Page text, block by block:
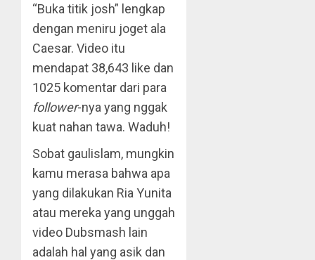
“Buka titik josh” lengkap
dengan meniru joget ala
Caesar. Video itu
mendapat 38,643 like dan
1025 komentar dari para
follower-nya yang nggak
kuat nahan tawa. Waduh!
Sobat gaulislam, mungkin
kamu merasa bahwa apa
yang dilakukan Ria Yunita
atau mereka yang unggah
video Dubsmash lain
adalah hal yang asik dan